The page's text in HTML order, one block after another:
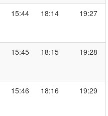
15:44 18:14 19:27
15:45 18:15 19:28
15:46 18:16 19:29